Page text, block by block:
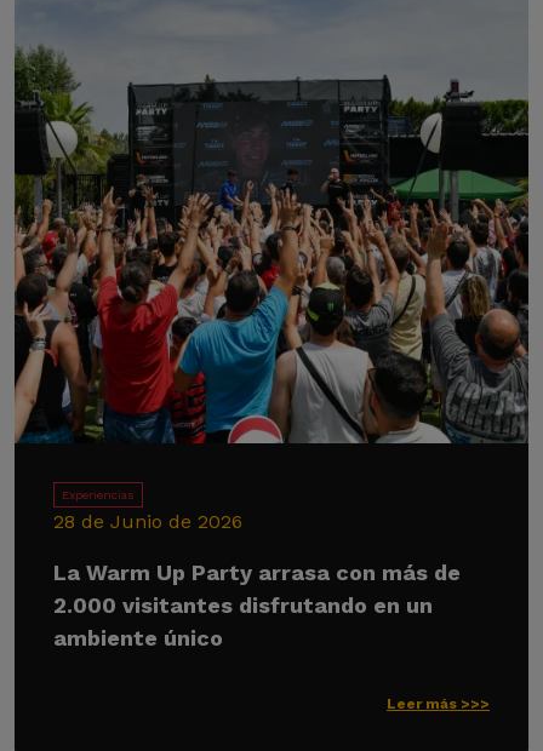
Experiencias
28 de Junio de 2026
La Warm Up Party arrasa con más de
2.000 visitantes disfrutando en un
ambiente único
Leer más >>>